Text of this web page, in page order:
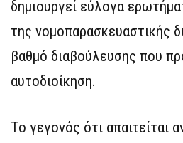
δημιουργεί εύλογα
της νομοπαρασκευαστικής
βαθμό διαβούλευσης που
αυτοδιοίκηση.
Το γεγονός ότι απαιτείται